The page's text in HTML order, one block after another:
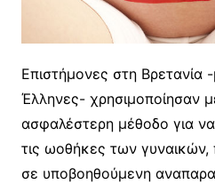
Επιστήμονες στη
Έλληνες- χρησιμοποίησαν
ασφαλέστερη μέθοδο για να
τις ωοθήκες των γυναικών,
σε υποβοηθούμενη